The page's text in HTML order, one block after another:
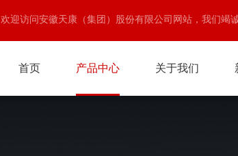
欢迎访问安徽天康（集团）股份有限公司网站，我们竭
首页 产品中心 关于我们